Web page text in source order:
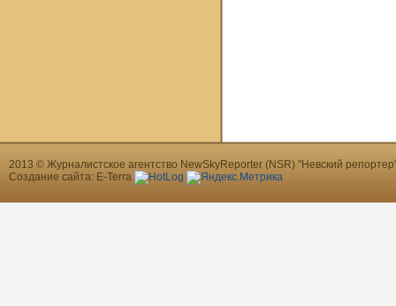
2013 © Журналистское агентство NewSkyReporter (NSR) "Невский
Создание сайта: E-Terra